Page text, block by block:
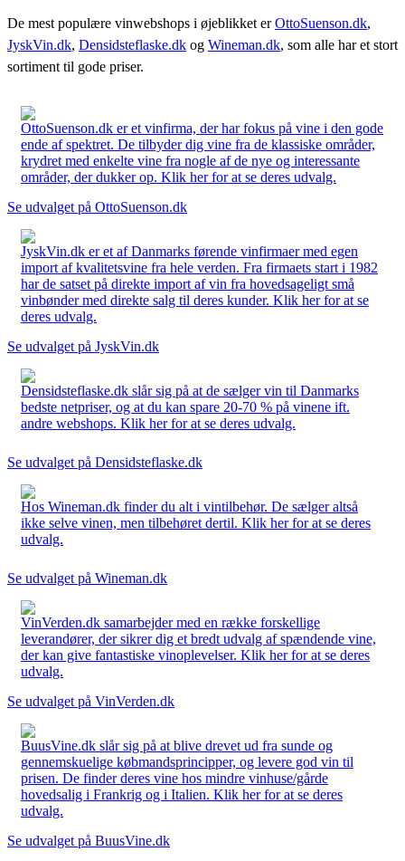
De mest populære vinwebshops i øjeblikket erOttoSuenson.dk,
JyskVin.dk, Densidsteflaske.dk og Wineman.dk, som alle har et stort
sortiment til gode priser.
OttoSuenson.dk er et vinfirma, der har fokus på vine i den gode
ende af spektret. De tilbyder dig vine fra de klassiske områder,
krydret med enkelte vine fra nogle af de nye og interessante
områder, der dukker op. Klik her for at se deres udvalg.
Se udvalget på OttoSuenson.dk
JyskVin.dk er et af Danmarks førende vinfirmaer med egen
import af kvalitetsvine fra hele verden. Fra firmaets start i 1982
har de satset på direkte import af vin fra hovedsageligt små
vinbønder med direkte salg til deres kunder. Klik her for at se
deres udvalg.
Se udvalget på JyskVin.dk
Densidsteflaske.dk slår sig på at de sælger vin til Danmarks
bedste netpriser, og at du kan spare 20-70 % på vinene ift.
andre webshops. Klik her for at se deres udvalg.
Se udvalget på Densidsteflaske.dk
Hos Wineman.dk finder du alt i vintilbehør. De sælger altså
ikke selve vinen, men tilbehøret dertil. Klik her for at se deres
udvalg.
Se udvalget på Wineman.dk
VinVerden.dk samarbejder med en række forskellige
leverandører, der sikrer dig et bredt udvalg af spændende vine,
der kan give fantastiske vinoplevelser. Klik her for at se deres
udvalg.
Se udvalget på VinVerden.dk
BuusVine.dk slår sig på at blive drevet ud fra sunde og
gennemskuelige købmandsprincipper, og levere god vin til
prisen. De finder deres vine hos mindre vinhuse/gårde
hovedsalig i Frankrig og i Italien. Klik her for at se deres
udvalg.
Se udvalget på BuusVine.dk